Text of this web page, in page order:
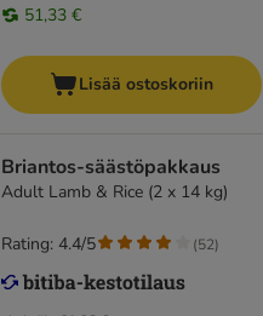
51,33 €
Lisää ostoskoriin
Briantos-säästöpakkaus
Adult Lamb & Rice (2 x 14 kg)
Rating: 4.4/5 (52)